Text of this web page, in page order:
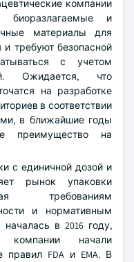
компании
биоразлагаемые и
материалы для
и требуют безопасной
с учетом
Ожидается, что
на разработке
в соответствии
в ближайшие годы
преимущество на
с единичной дозой и
рынок упаковки
требованиям
и нормативным
в 2016 году,
компании начали
правил FDA и EMA. В